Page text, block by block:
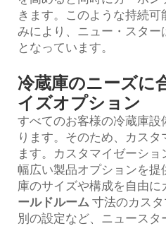
きます。このような持続
みにより、ニュー・スタ
となっています。
冷蔵庫のニーズに
イズオプション
すべてのお客様の冷蔵庫
ります。そのため、カスタ
ます。カスタマイゼーシ
幅広い製品オプションを
庫のサイズや構成を自由
ールドルーム 寸法のカス
別の設定など、ニュース